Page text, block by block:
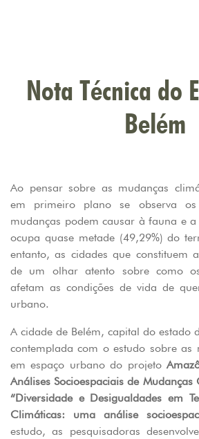
Nota Técnica do
Belém
Ao pensar sobre as mudanças
em primeiro plano se observa
mudanças podem causar à fauna e
ocupa quase metade (49,29%) do
entanto, as cidades que constituem
de um olhar atento sobre como
afetam as condições de vida de
urbano.
A cidade de Belém, capital do estado
contemplada com o estudo sobre as
em espaço urbano do projeto
Análises Socioespaciais de Mudanças
“Diversidade e Desigualdades em
Climáticas: uma análise
estudo, as pesquisadoras